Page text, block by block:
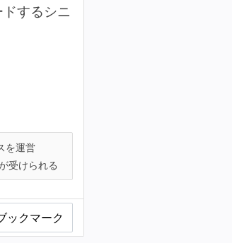
するシニ
を運営
受けられる
ックマーク